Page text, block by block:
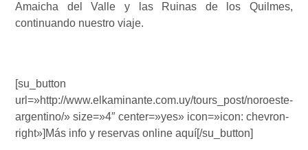
Amaicha del Valle y las Ruinas de los Quilmes,
continuando nuestro viaje.
[su_button
url=»http://www.elkaminante.com.uy/tours_post/noroeste-
argentino/» size=»4″ center=»yes» icon=»icon: chevron-
right»]Más info y reservas online aquí[/su_button]